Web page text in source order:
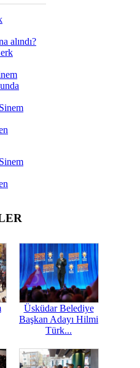
alındı?
Üsküdar Belediye
Başkan Adayı Hilmi
Türk...